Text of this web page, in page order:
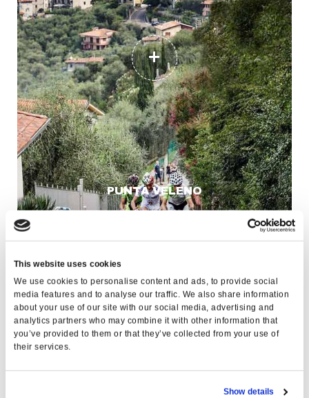
This website uses cookies
We use cookies to personalise content and ads, to provide social
media features and to analyse our traffic. We also share information
about your use of our site with our social media, advertising and
analytics partners who may combine it with other information that
you’ve provided to them or that they’ve collected from your use of
their services.
Show details
PUNTA VELENO